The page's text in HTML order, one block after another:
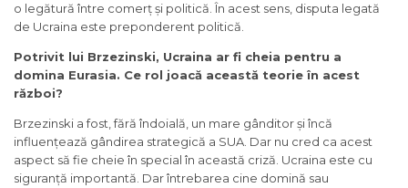
o legătură între comerț și politică. În acest sens, disputa legată
de Ucraina este preponderent politică.
Potrivit lui Brzezinski, Ucraina ar fi cheia pentru a
domina Eurasia. Ce rol joacă această teorie în acest
război?
Brzezinski a fost, fără îndoială, un mare gânditor și încă
influențează gândirea strategică a SUA. Dar nu cred ca acest
aspect să fie cheie în special în această criză. Ucraina este cu
siguranță importantă. Dar întrebarea cine domină sau